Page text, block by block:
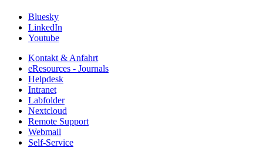
Bluesky
LinkedIn
Youtube
Kontakt & Anfahrt
eResources - Journals
Helpdesk
Intranet
Labfolder
Nextcloud
Remote Support
Webmail
Self-Service